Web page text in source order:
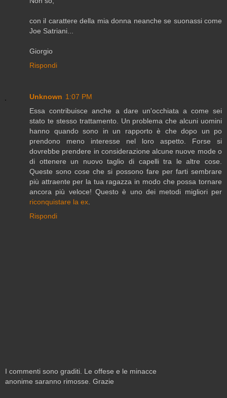
con il carattere della mia donna neanche se suonassi come
Joe Satriani...
Giorgio
Rispondi
Unknown 1:07 PM
Essa contribuisce anche a dare un'occhiata a come sei
stato te stesso trattamento. Un problema che alcuni uomini
hanno quando sono in un rapporto è che dopo un po
prendono meno interesse nel loro aspetto. Forse si
dovrebbe prendere in considerazione alcune nuove mode o
di ottenere un nuovo taglio di capelli tra le altre cose.
Queste sono cose che si possono fare per farti sembrare
più attraente per la tua ragazza in modo che possa tornare
ancora più veloce! Questo è uno dei metodi migliori per
riconquistare la ex
Rispondi
I commenti sono graditi. Le offese e le minacce
anonime saranno rimosse. Grazie